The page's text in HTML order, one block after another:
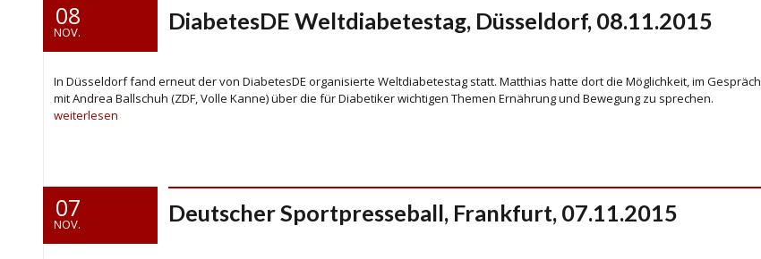
08
NOV. DiabetesDE Weltdiabetestag, Düsseldorf, 08.11.2015
In Düsseldorf fand erneut der von DiabetesDE organisierte Weltdiabetestag statt. Matthias hatte dort die Möglichkeit, im Gespräch
mit Andrea Ballschuh (ZDF, Volle Kanne) über die für Diabetiker wichtigen Themen Ernährung und Bewegung zu sprechen.
weiterlesen
07
NOV. Deutscher Sportpresseball, Frankfurt, 07.11.2015